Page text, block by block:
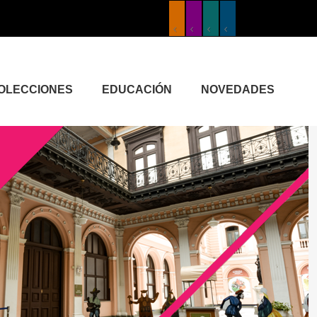
EDUCACIÓN NOVEDADES